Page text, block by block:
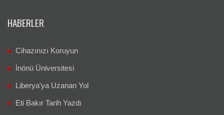
HABERLER
Cihazınızı Koruyun
İnönü Üniversitesi
Liberya'ya Uzanan Yol
Eti Bakır Tarih Yazdı